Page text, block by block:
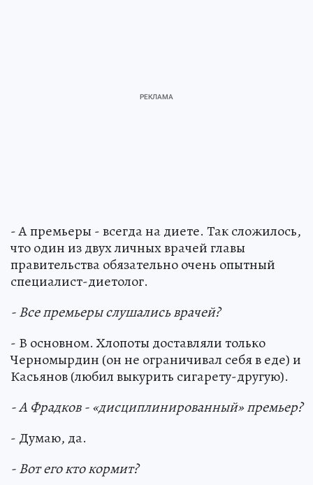
- А премьеры - всегда на диете. Так сложилось,
что один из двух личных врачей главы
правительства обязательно очень опытный
специалист-диетолог.
- Все премьеры слушались врачей?
- В основном. Хлопоты доставляли только
Черномырдин (он не ограничивал себя в еде) и
Касьянов (любил выкурить сигарету-другую).
- А Фрадков - «дисциплинированный» премьер?
- Думаю, да.
- Вот его кто кормит?